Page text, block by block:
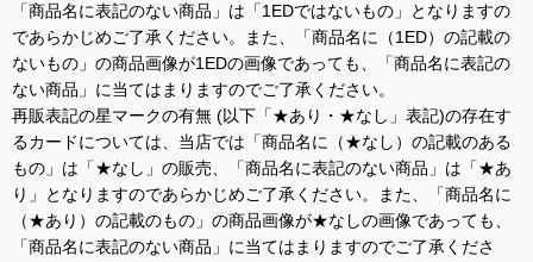
「商品名に表記のない商品」は「1EDではないもの」となりますの
であらかじめご了承ください。また、「商品名に（1ED）の記載の
ないもの」の商品画像が1EDの画像であっても、「商品名に表記の
ない商品」に当てはまりますのでご了承ください。
再販表記の星マークの有無 (以下「★あり・★なし」表記)の存在す
るカードについては、当店では「商品名に（★なし）の記載のある
もの」は「★なし」の販売、「商品名に表記のない商品」は「★あ
り」となりますのであらかじめご了承ください。また、「商品名に
（★あり）の記載のもの」の商品画像が★なしの画像であっても、
「商品名に表記のない商品」に当てはまりますのでご了承くださ